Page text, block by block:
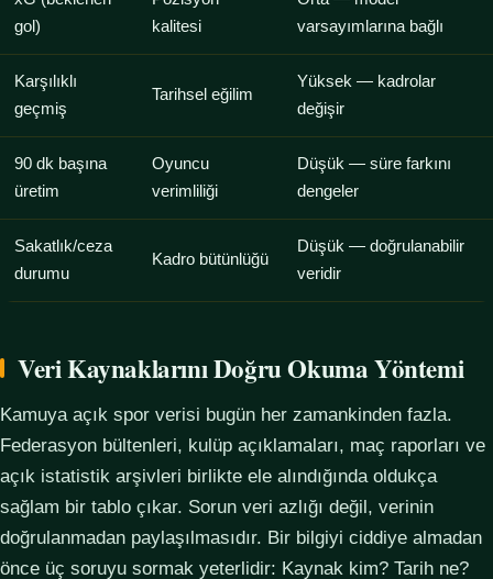
gol)
kalitesi
varsayımlarına bağlı
Karşılıklı
geçmiş
Tarihsel eğilim
Yüksek — kadrolar
değişir
90 dk başına
üretim
Oyuncu
verimliliği
Düşük — süre farkını
dengeler
Sakatlık/ceza
durumu
Kadro bütünlüğü
Düşük — doğrulanabilir
veridir
Veri Kaynaklarını Doğru Okuma Yöntemi
Kamuya açık spor verisi bugün her zamankinden fazla.
Federasyon bültenleri, kulüp açıklamaları, maç raporları ve
açık istatistik arşivleri birlikte ele alındığında oldukça
sağlam bir tablo çıkar. Sorun veri azlığı değil, verinin
doğrulanmadan paylaşılmasıdır. Bir bilgiyi ciddiye almadan
önce üç soruyu sormak yeterlidir: Kaynak kim? Tarih ne?